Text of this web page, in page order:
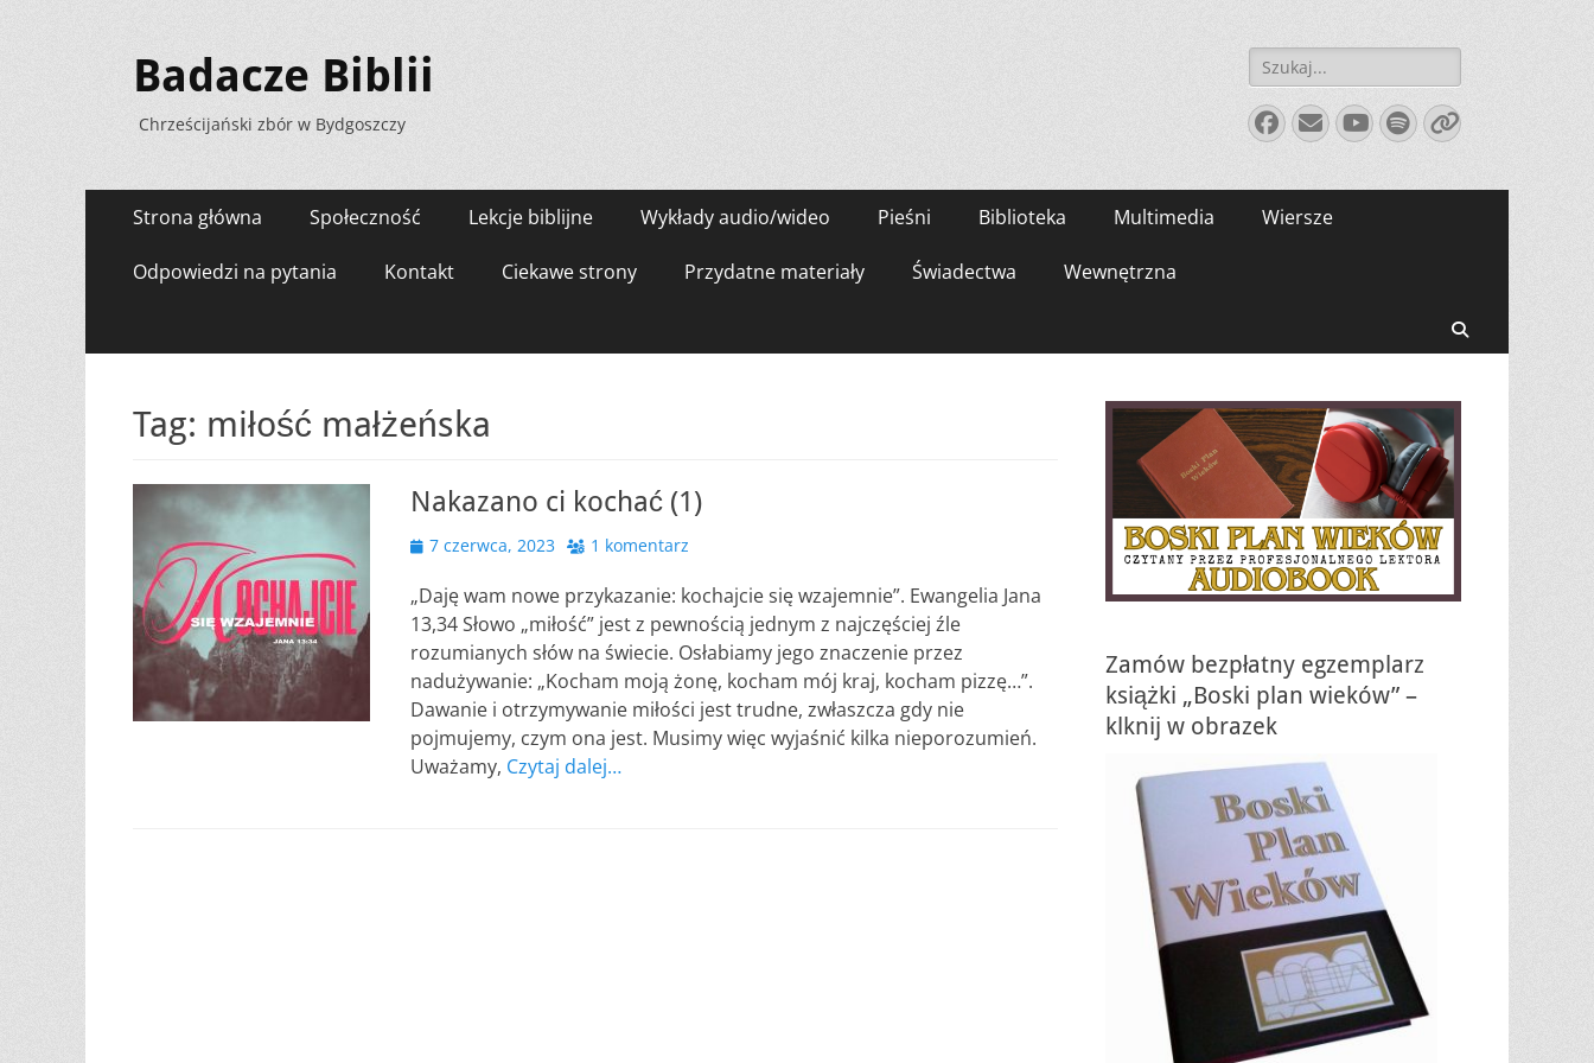
Badacze Biblii
Chrześcijański zbór w Bydgoszczy
Szukaj:
Facebook
E-
mail
YouTube
Spotify
Link
Menu
zawartości
Strona główna Społeczność Lekcje biblijne Wykłady audio/wideo Pieśni Biblioteka Multimedia Wiersze
Odpowiedzi na pytania Kontakt Ciekawe strony Przydatne materiały Świadectwa Wewnętrzna
Tag: miłość małżeńska
Nakazano ci kochać (1)
Opublikowano
7 czerwca, 2023 1 komentarz
„Daję wam nowe przykazanie: kochajcie się wzajemnie”. Ewangelia Jana
13,34 Słowo „miłość” jest z pewnością jednym z najczęściej źle
rozumianych słów na świecie. Osłabiamy jego znaczenie przez
nadużywanie: „Kocham moją żonę, kocham mój kraj, kocham pizzę…”.
Dawanie i otrzymywanie miłości jest trudne, zwłaszcza gdy nie
pojmujemy, czym ona jest. Musimy więc wyjaśnić kilka nieporozumień.
Uważamy, Czytaj dalej…
Zamów bezpłatny egzemplarz
książki „Boski plan wieków” –
klknij w obrazek